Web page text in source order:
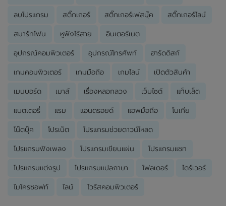
ลบโปรแกรม สติ๊กเกอร์ สติ๊กเกอร์เฟสบุ๊ค สติ๊กเกอร์ไลน์
สมาร์ทโฟน หูฟังไร้สาย อินเตอร์เนต
อุปกรณ์คอมพิวเตอร์ อุปกรณ์โทรศัพท์ ฮาร์ดดิสก์
เกมคอมพิวเตอร์ เกมมือถือ เกมไลน์ เปิดตัวสินค้า
เมนบอร์ด เมาส์ เรื่องหลอกลวง เว็บไซต์ แท็บเล็ต
แบตเตอรี่ แรม แอนดรอยด์ แอพมือถือ โนเกีย
โน๊ตบุ๊ค โปรเน็ต โปรแกรมช่วยดาวน์โหลด
โปรแกรมฟังเพลง โปรแกรมเขียนแผ่น โปรแกรมแชท
โปรแกรมแต่งรูป โปรแกรมแปลภาษา โฟลเดอร์ ไดร์เวอร์
ไมโครซอฟท์ ไลน์ ไวรัสคอมพิวเตอร์